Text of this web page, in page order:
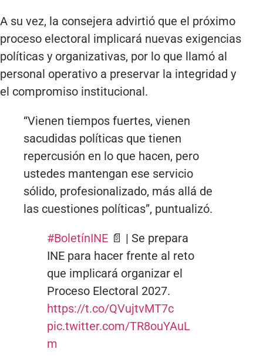
A su vez, la consejera advirtió que el próximo
proceso electoral implicará nuevas exigencias
políticas y organizativas, por lo que llamó al
personal operativo a preservar la integridad y
el compromiso institucional.
“Vienen tiempos fuertes, vienen
sacudidas políticas que tienen
repercusión en lo que hacen, pero
ustedes mantengan ese servicio
sólido, profesionalizado, más allá de
las cuestiones políticas”, puntualizó.
#BoletínINE 📄 | Se prepara
INE para hacer frente al reto
que implicará organizar el
Proceso Electoral 2027.
https://t.co/QVujtvMT7c
pic.twitter.com/TR8ouYAuL
m